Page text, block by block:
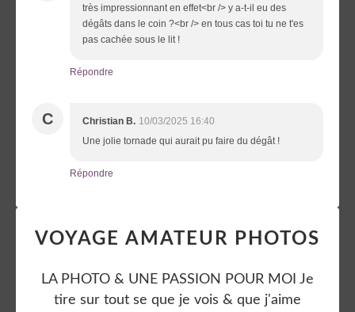
très impressionnant en effet<br /> y a-t-il eu des
dégâts dans le coin ?<br /> en tous cas toi tu ne t'es
pas cachée sous le lit !
Répondre
C Christian B. 10/03/2025 16:40
Une jolie tornade qui aurait pu faire du dégât !
Répondre
VOYAGE AMATEUR PHOTOS
LA PHOTO & UNE PASSION POUR MOI Je
tire sur tout se que je vois & que j'aime